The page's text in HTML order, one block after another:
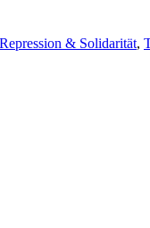
Repression & Solidarität,